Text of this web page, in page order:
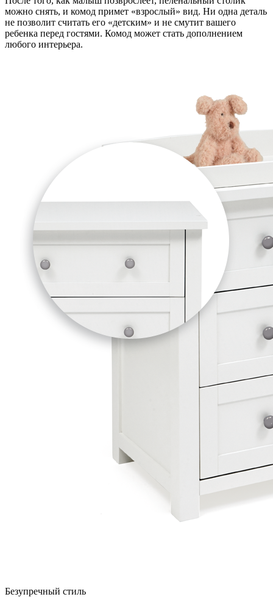
можно снять, и комод примет «взрослый» вид. Ни одна деталь
не позволит считать его «детским» и не смутит вашего
ребенка перед гостями. Комод может стать дополнением
любого интерьера.
Безупречный стиль